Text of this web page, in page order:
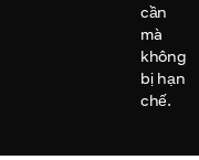
cần
mà
không
bị hạn
chế.